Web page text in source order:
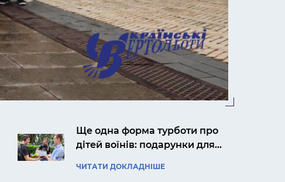
Ще одна форма турботи про
дітей воїнів: подарунки для
ЧИТАТИ ДОКЛАДНІШЕ